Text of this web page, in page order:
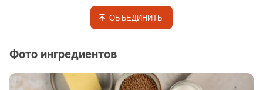
ОБЪЕДИНИТЬ
Фото ингредиентов